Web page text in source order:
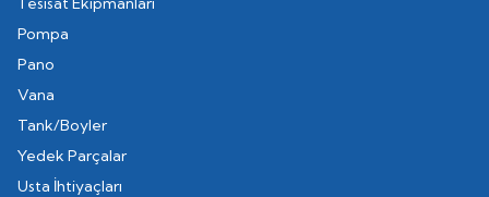
Pompa
Pano
Vana
Tank/Boyler
Yedek Parçalar
Usta İhtiyaçları